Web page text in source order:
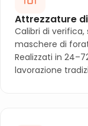
Attrezzature
Calibri di
maschere di
Realizzati in
lavorazione